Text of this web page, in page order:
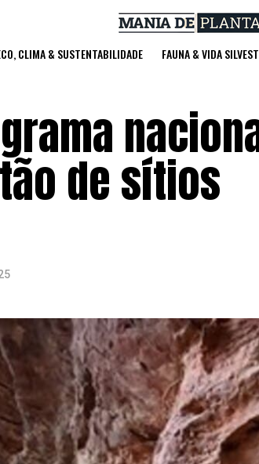
CLIMA & SUSTENTABILIDADE FAUNA & VIDA
de sítios